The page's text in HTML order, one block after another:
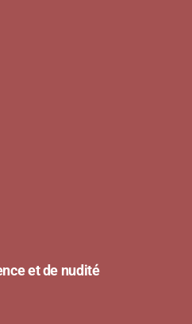
et de nudité